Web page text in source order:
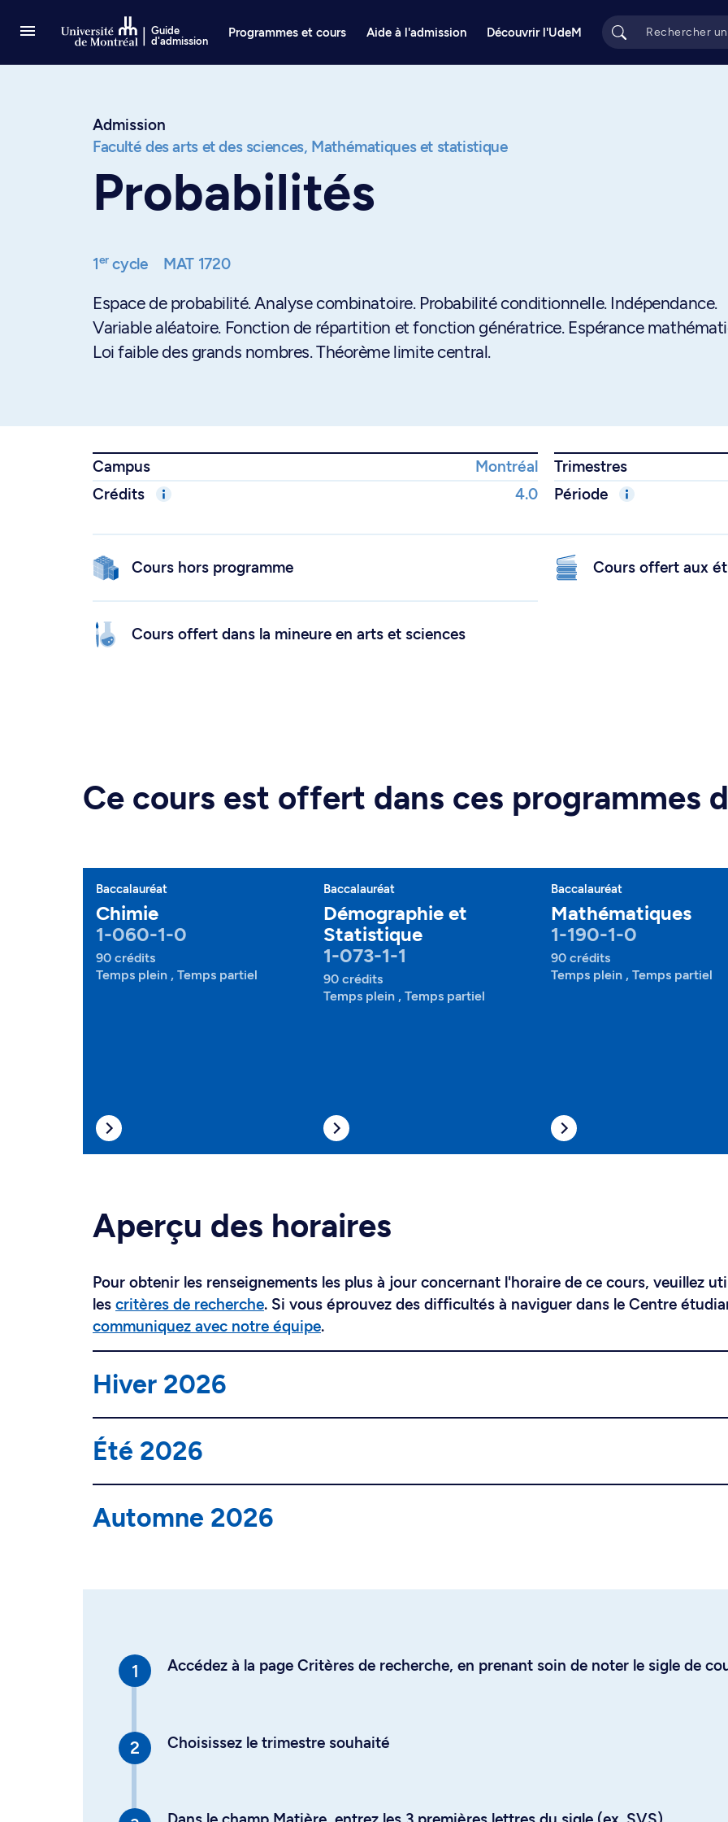
Guide
d'admission
Programmes et cours Aide à l'admission Découvrir l'UdeM
Admission
Faculté des arts et des sciences, Mathématiques et statistique
Probabilités
1ercycle MAT 1720
Espace de probabilité. Analyse combinatoire. Probabilité conditionnelle. Indépendance.
Variable aléatoire. Fonction de répartition et fonction génératrice. Espérance
Loi faible des grands nombres. Théorème limite central.
Campus Montréal Trimestres
Crédits
4.0 Période
Cours hors programme Cours offert aux
Cours offert dans la mineure en arts et sciences
Ce cours est offert dans ces programmes
Baccalauréat
Chimie
1-060-1-0
90 crédits
Temps plein , Temps partiel
Baccalauréat
Démographie et
Statistique
1-073-1-1
90 crédits
Temps plein , Temps partiel
Baccalauréat
Mathématiques
1-190-1-0
90 crédits
Temps plein , Temps partiel
Aperçu des horaires
Pour obtenir les renseignements les plus à jour concernant l'horaire de ce cours, veuillez
les critères de recherche. Si vous éprouvez des difficultés à naviguer dans le Centre
communiquez avec notre équipe.
Hiver 2026
Été 2026
Automne 2026
Accédez à la page Critères de recherche, en prenant soin de noter le sigle de
Choisissez le trimestre souhaité